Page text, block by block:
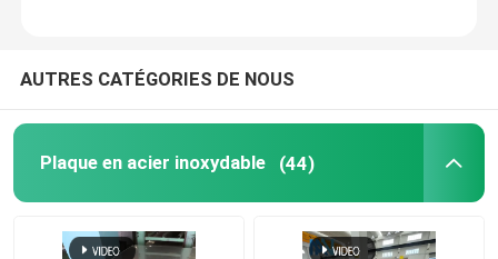
Alliage de titane
Bobine en aluminium
AUTRES CATÉGORIES DE NOUS
Plaque en acier inoxydable (44)